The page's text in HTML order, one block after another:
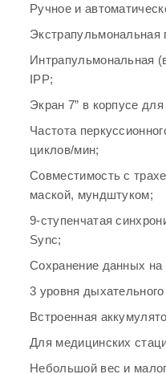
3 уровня
Встроенная
Для медицинских
Небольшой вес и
Для взрослых и детей.
Технические
Тип: откашливатель
Модель: Comfort
экстрапульмональная
Совместимость: с
трахеостомической
Управление:
(тумблером/ножной
Ручное и
Экстрапульмональная
Интрапульмональная
IPP;
Экран 7” в корпусе
Частота
циклов/мин;
Совместимость с
маской, мундштуком;
9-ступенчатая
Sync;
Сохранение данных на
3 уровня дыхательного
Встроенная
Для медицинских
Небольшой вес и